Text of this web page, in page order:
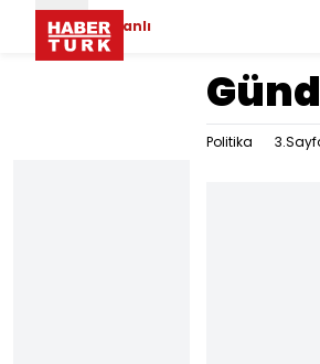
Canlı
Politika